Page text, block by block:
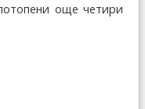
още четири